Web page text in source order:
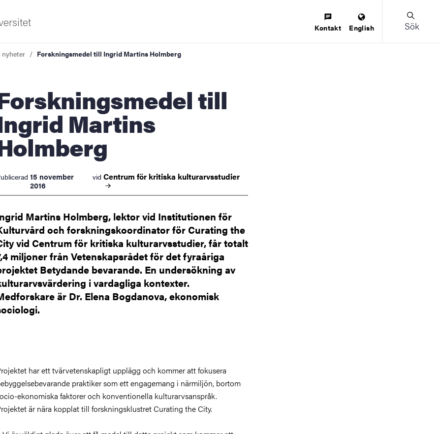
innovation
Kontakt English Sök
nyheter Forskningsmedel till Ingrid Martins Holmberg
till
Martins
15 november
2016
vid Centrum för kritiska kulturarvsstudier
Martins Holmberg, lektor vid Institutionen för
och forskningskoordinator för Curating the
vid Centrum för kritiska kulturarvsstudier, får totalt
miljoner från Vetenskapsrådet för det fyraåriga
Betydande bevarande. En undersökning av
i vardagliga kontexter.
är Dr. Elena Bogdanova, ekonomisk
har ett tvärvetenskapligt upplägg och kommer att fokusera
praktiker som ett engagemang i närmiljön, bortom
ekonomiska faktorer och konventionella kulturarvsanspråk.
är nära kopplat till forskningsklustret Curating the City.